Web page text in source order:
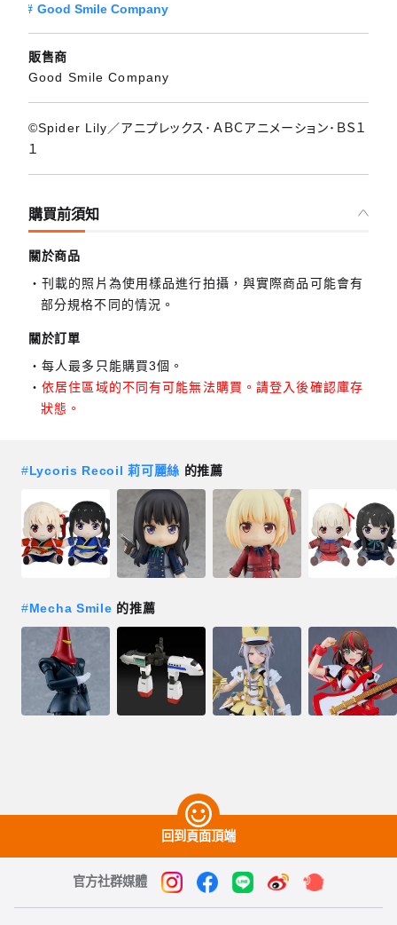
Good Smile Company
販售商
Good Smile Company
©Spider Lily／アニプレックス･ＡＢＣアニメーション･ＢＳ１
１
購買前須知
關於商品
刊載的照片為使用樣品進行拍攝，與實際商品可能會有
部分規格不同的情況。
關於訂單
每人最多只能購買3個。
依居住區域的不同有可能無法購買。請登入後確認庫存
狀態。
#Lycoris Recoil 莉可麗絲 的推薦
#Mecha Smile 的推薦
回到頁面頂端
官方社群媒體